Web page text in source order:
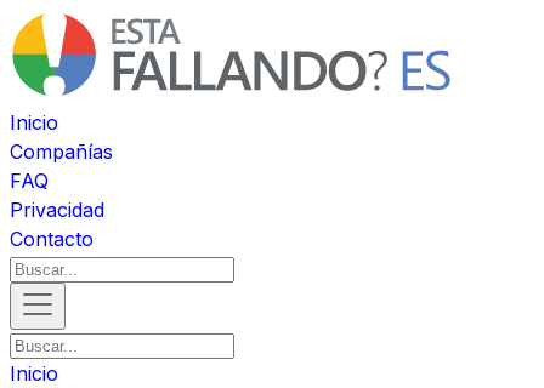
Inicio
Compañías
FAQ
Privacidad
Contacto
Inicio